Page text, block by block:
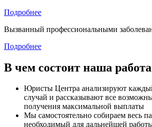
Подробнее
Вызванный профессиональными
Подробнее
В чем состоит наша
Юристы Центра анализируют
случай и рассказывают все
получения максимальной выплаты
Мы самостоятельно собираем весь
необходимый для дальнейшей